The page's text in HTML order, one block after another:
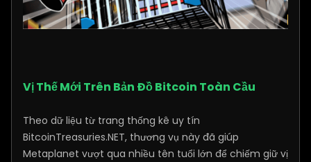
Vị Thế Mới Trên Bản Đồ Bitcoin Toàn Cầu
Theo dữ liệu từ trang thống kê uy tín
BitcoinTreasuries.NET, thương vụ này đã giúp
Metaplanet vượt qua nhiều tên tuổi lớn để chiếm giữ vị